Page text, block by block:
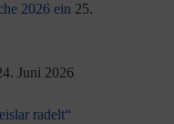
2026 ein 25.
Juni 2026
radelt“